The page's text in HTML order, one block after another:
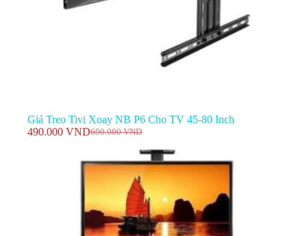
Giá Treo Tivi Xoay NB P6 Cho TV 45-80 Inch
690.000VND
Giá
là:
690.000 VND.
490.000 VNDGiá
tại
là:
490.000 VND.